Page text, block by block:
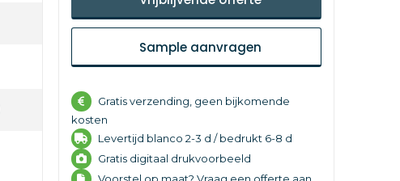
Sample aanvragen
Gratis verzending, geen bijkomende
kosten
Levertijd blanco 2-3 d / bedrukt 6-8 d
Gratis digitaal drukvoorbeeld